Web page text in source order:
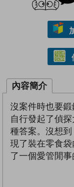
內容簡介
沒案件時也要
自行發起了偵
種答案。沒想
現了裝在零食
了一個愛管閒